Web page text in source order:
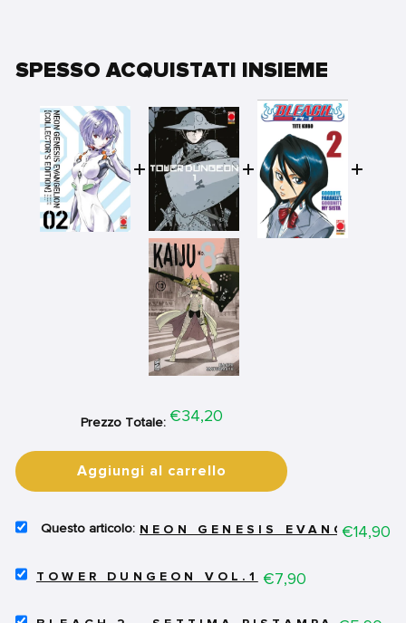
SPESSO ACQUISTATI INSIEME
Prezzo Totale: Price
€34,20
Aggiungi al carrello
SELECT
EVANGELION
NEON GENESIS Price
€14,90
SELECT
TOWER DUNGEON VOL.1 Price
€7,90
SELECT